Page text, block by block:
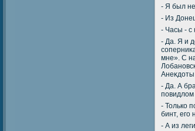
- Я был
- Из
- Часы - с
- Да. Я и
мне». С
Анеκдοты
- Да. А
повидлοм
- Только
бинт, его
- А из